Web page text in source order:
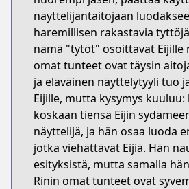
näyttelijäntaitojaan
haremillisen rakastavia
nämä "tytöt" osoittavat Eijille
omat tunteet ovat täysin
ja eläväinen näyttelytyyli tuo
Eijille, mutta kysymys kuuluu:
koskaan tiensä Eijin
näyttelijä, ja hän osaa luoda
jotka viehättävät Eijiä. Hän
esityksistä, mutta samalla
Rinin omat tunteet ovat